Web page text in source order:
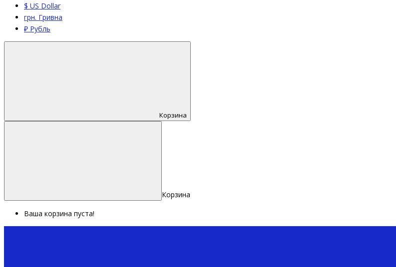
$ US Dollar
грн. Гривна
₽ Рубль
Корзина
Корзина
Ваша корзина пуста!